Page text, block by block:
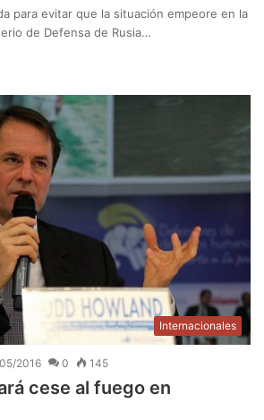
para evitar que la situación empeore en la
de Defensa de Rusia…
Internacionales
2016 0 145
cese al fuego en